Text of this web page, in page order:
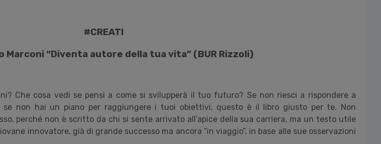
#CREATI
Marconi “Diventa autore della tua vita” (BUR Rizzoli)
Che cosa vedi se pensi a come si svilupperà il tuo futuro? Se non riesci a rispondere a
se non hai un piano per raggiungere i tuoi obiettivi, questo è il libro giusto per te. Non
perché non è scritto da chi si sente arrivato all’apice della sua carriera, ma un testo utile
innovatore, già di grande successo ma ancora “in viaggio”, in base alle sue osservazioni